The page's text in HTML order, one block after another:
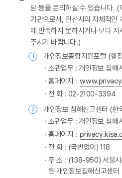
담 등을 문의하실 수 있습니다. (
기관으로서, 안산시의 자체적인
에 만족하지 못하시거나 보다
주시기 바랍니다.)
1
개인정보종합지원포털 (행
소관업무 : 개인정보 침해
홈페이지 :
전 화 : 02-2100-3394
2
개인정보 침해신고센터 (한
소관업무 : 개인정보 침해
홈페이지 :
전 화 : (국번없이) 118
주 소 : (138-950) 서울시
원 개인정보침해신고센터